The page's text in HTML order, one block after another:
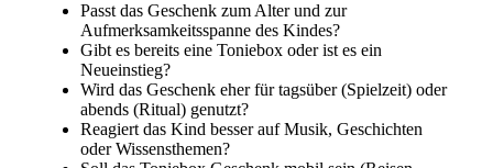
Passt das Geschenk zum Alter und zur
Aufmerksamkeitsspanne des Kindes?
Gibt es bereits eine Toniebox oder ist es ein
Neueinstieg?
Wird das Geschenk eher für tagsüber (Spielzeit) oder
abends (Ritual) genutzt?
Reagiert das Kind besser auf Musik, Geschichten
oder Wissensthemen?